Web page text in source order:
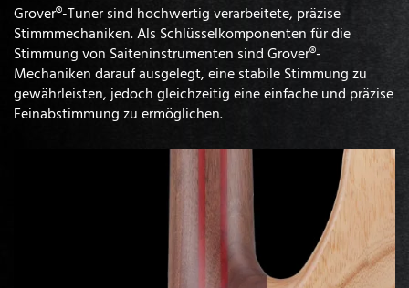
Grover®-Tuner sind hochwertig verarbeitete, präzise
Stimmmechaniken. Als Schlüsselkomponenten für die
Stimmung von Saiteninstrumenten sind Grover®-
Mechaniken darauf ausgelegt, eine stabile Stimmung zu
gewährleisten, jedoch gleichzeitig eine einfache und präzise
Feinabstimmung zu ermöglichen.